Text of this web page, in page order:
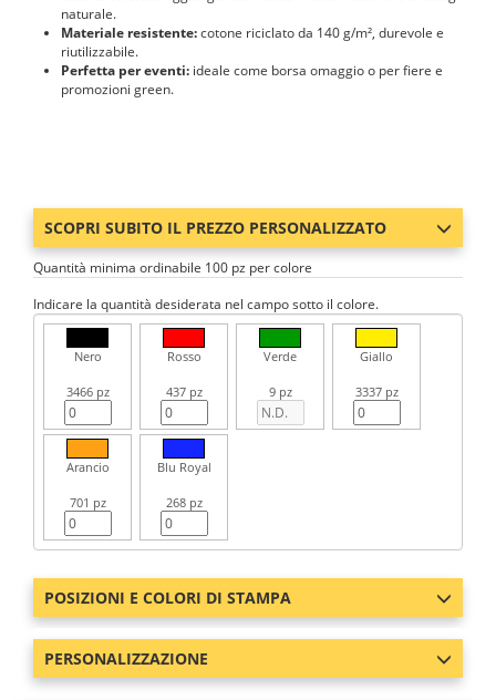
naturale.
Materiale resistente:cotone riciclato da 140 g/m², durevole e
riutilizzabile.
Perfetta per eventi: ideale come borsa omaggio o per fiere e
promozioni green.
SCOPRI SUBITO IL PREZZO PERSONALIZZATO
Quantità minima ordinabile 100 pz per colore
Indicare la quantità desiderata nel campo sotto il colore.
Nero
3466 pz
Rosso
437 pz
Verde
9 pz
Giallo
3337 pz
Arancio
701 pz
Blu Royal
268 pz
POSIZIONI E COLORI DI STAMPA
PERSONALIZZAZIONE